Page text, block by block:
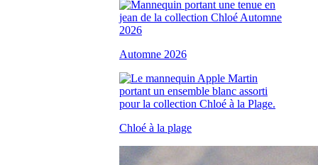
Automne 2026
Chloé à la plage